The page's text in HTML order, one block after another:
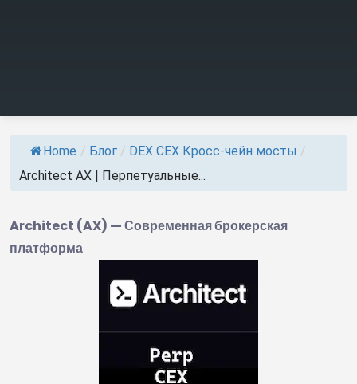
Home / Блог / DEX CEX Кросс-чейн мосты /
Architect AX | Перпетуальные...
Architect (AX) — Современная брокерская
платформа